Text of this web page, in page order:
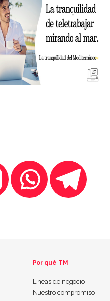
Por qué TM
Líneas de negocio
Nuestro compromiso